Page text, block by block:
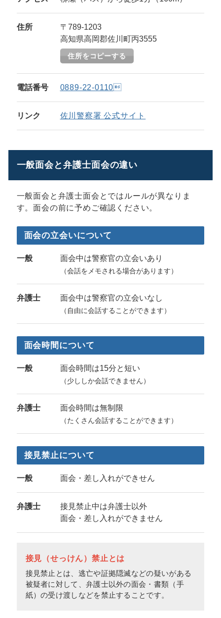
住所
〒789-1203
高知県高岡郡佐川町丙3555
住所をコピーする
電話番号 0889-22-0110
リンク 佐川警察署 公式サイト
一般面会と弁護士面会の違い
一般面会と弁護士面会とではルールが異なりま
す。面会の前に予めご確認ください。
面会の立会いについて
一般 面会中は警察官の立会いあり
（会話をメモされる場合があります）
弁護士 面会中は警察官の立会いなし
（自由に会話することができます）
面会時間について
一般 面会時間は15分と短い
（少ししか会話できません）
弁護士 面会時間は無制限
（たくさん会話することができます）
接見禁止について
一般 面会・差し入れができせん
弁護士
接見禁止中は弁護士以外
面会・差し入れができません
接見（せっけん）禁止とは
接見禁止とは、逃亡や証拠隠滅などの疑いがある
被疑者に対して、弁護士以外の面会・書類（手
紙）の受け渡しなどを禁止することです。